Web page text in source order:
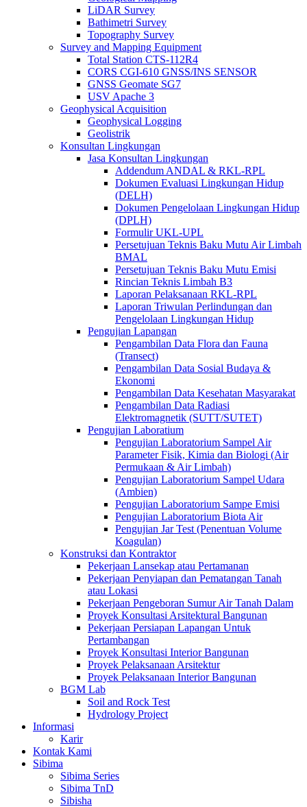
LiDAR Survey
Bathimetri Survey
Topography Survey
Survey and Mapping Equipment
Total Station CTS-112R4
CORS CGI-610 GNSS/INS SENSOR
GNSS Geomate SG7
USV Apache 3
Geophysical Acquisition
Geophysical Logging
Geolistrik
Konsultan Lingkungan
Jasa Konsultan Lingkungan
Addendum ANDAL & RKL-RPL
Dokumen Evaluasi Lingkungan Hidup
(DELH)
Dokumen Pengelolaan Lingkungan Hidup
(DPLH)
Formulir UKL-UPL
Persetujuan Teknis Baku Mutu Air Limbah
BMAL
Persetujuan Teknis Baku Mutu Emisi
Rincian Teknis Limbah B3
Laporan Pelaksanaan RKL-RPL
Laporan Triwulan Perlindungan dan
Pengelolaan Lingkungan Hidup
Pengujian Lapangan
Pengambilan Data Flora dan Fauna
(Transect)
Pengambilan Data Sosial Budaya &
Ekonomi
Pengambilan Data Kesehatan Masyarakat
Pengambilan Data Radiasi
Elektromagnetik (SUTT/SUTET)
Pengujian Laboratium
Pengujian Laboratorium Sampel Air
Parameter Fisik, Kimia dan Biologi (Air
Permukaan & Air Limbah)
Pengujian Laboratorium Sampel Udara
(Ambien)
Pengujian Laboratorium Sampe Emisi
Pengujian Laboratorium Biota Air
Pengujian Jar Test (Penentuan Volume
Koagulan)
Konstruksi dan Kontraktor
Pekerjaan Lansekap atau Pertamanan
Pekerjaan Penyiapan dan Pematangan Tanah
atau Lokasi
Pekerjaan Pengeboran Sumur Air Tanah Dalam
Proyek Konsultasi Arsitektural Bangunan
Pekerjaan Persiapan Lapangan Untuk
Pertambangan
Proyek Konsultasi Interior Bangunan
Proyek Pelaksanaan Arsitektur
Proyek Pelaksanaan Interior Bangunan
BGM Lab
Soil and Rock Test
Hydrology Project
Informasi
Karir
Kontak Kami
Sibima
Sibima Series
Sibima TnD
Sibisha